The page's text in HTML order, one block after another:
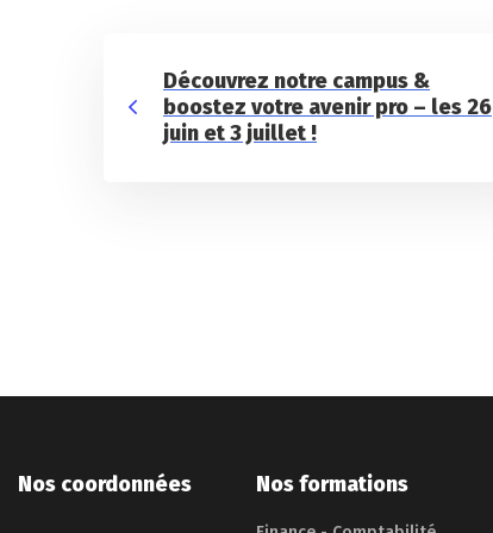
Découvrez notre campus &
boostez votre avenir pro – les 26
juin et 3 juillet !
Nos coordonnées Nos formations